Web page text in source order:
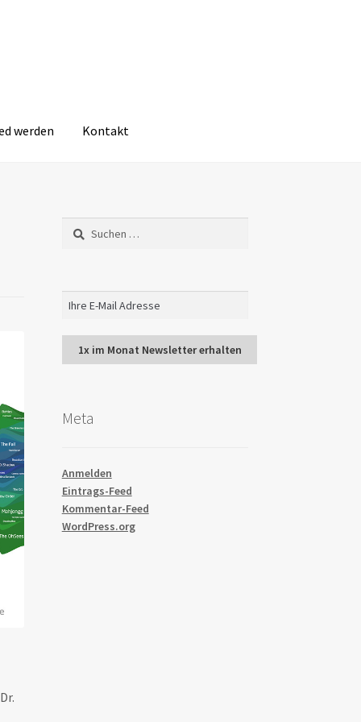
werden Kontakt
Suchen
nach:
Meta
Anmelden
Eintrags-Feed
Kommentar-Feed
WordPress.org